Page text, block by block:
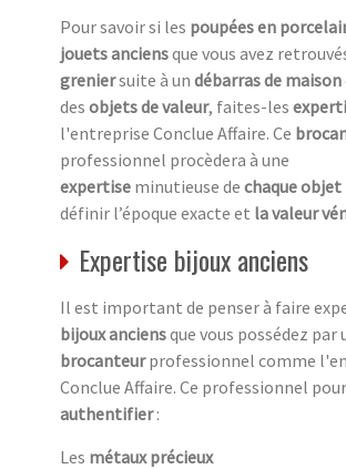
Pour savoir si les poupées en
jouets anciensque vous avez
greniersuite à un débarras de maison
des objets de valeur, faites-les
l'entreprise Conclue Affaire. Ce
professionnel procèdera à une
expertise minutieuse de chaque objet
définir l’époque exacte et la valeur
Expertise bijoux anciens
Il est important de penser à faire
bijoux anciensque vous possédez par
brocanteurprofessionnel comme
Conclue Affaire. Ce professionnel
authentifier:
Les métaux précieux